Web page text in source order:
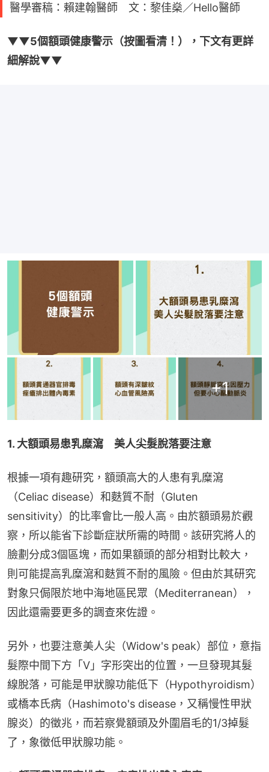
醫學審稿：賴建翰醫師 文：黎佳燊／Hello醫師
▼▼5個額頭健康警示（按圖看清！），下文有更詳
細解說▼▼
+1
1. 大額頭易患乳糜瀉　美人尖髮脫落要注意
根據一項有趣研究，額頭高大的人患有乳糜瀉
（Celiac disease）和麩質不耐（Gluten
sensitivity）的比率會比一般人高。由於額頭易於觀
察，所以能省下診斷症狀所需的時間。該研究將人的
臉劃分成3個區塊，而如果額頭的部分相對比較大，
則可能提高乳糜瀉和麩質不耐的風險。但由於其研究
對象只侷限於地中海地區民眾（Mediterranean），
因此還需要更多的調查來佐證。
另外，也要注意美人尖（Widow's peak）部位，意指
髮際中間下方「V」字形突出的位置，一旦發現其髮
線脫落，可能是甲狀腺功能低下（Hypothyroidism）
或橋本氏病（Hashimoto's disease，又稱慢性甲狀
腺炎）的徵兆，而若察覺額頭及外圍眉毛的1/3掉髮
了，象徵低甲狀腺功能。